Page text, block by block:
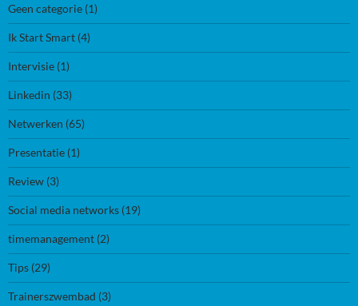
Geen categorie (1)
Ik Start Smart (4)
Intervisie (1)
Linkedin (33)
Netwerken (65)
Presentatie (1)
Review (3)
Social media networks (19)
timemanagement (2)
Tips (29)
Trainerszwembad (3)